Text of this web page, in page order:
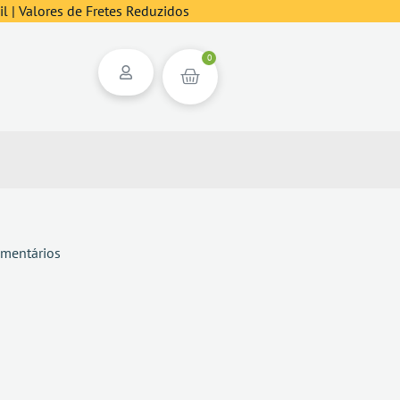
| Valores de Fretes Reduzidos
0